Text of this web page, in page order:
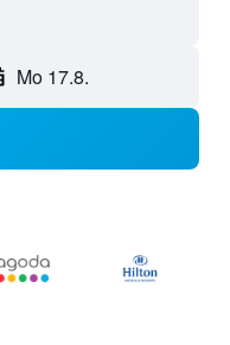
Mo 17.8.